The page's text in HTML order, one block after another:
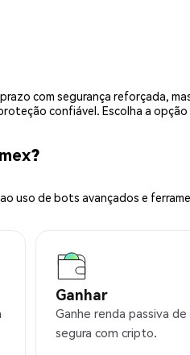
com segurança reforçada,
confiável. Escolha a
uso de bots avançados e
Ganhar
Ganhe renda passiva
segura com cripto.